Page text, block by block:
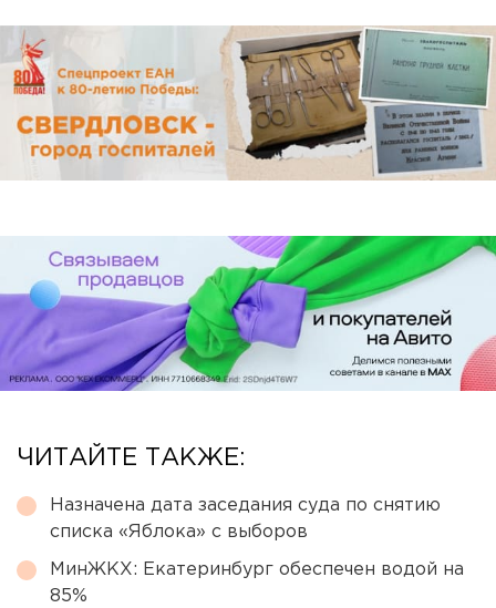
ЧИТАЙТЕ ТАКЖЕ:
Назначена дата заседания суда по снятию
списка «Яблока» с выборов
МинЖКХ: Екатеринбург обеспечен водой на
85%